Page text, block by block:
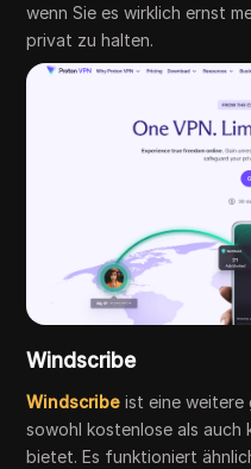
wenn Sie es wirklich ernst
privat zu halten.
Windscribe
Windscribe ist eine
sowohl kostenlose als
bietet. Es funktioniert